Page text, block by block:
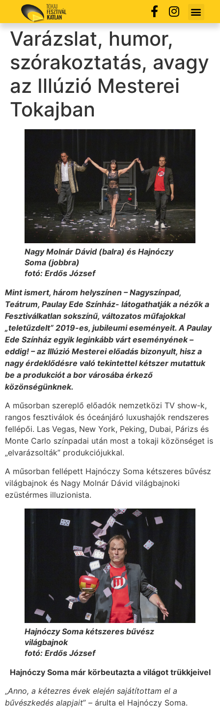
Varázslat, humor,
szórakoztatás, avagy
az Illúzió Mesterei
Tokajban
Nagy Molnár Dávid (balra) és Hajnóczy
Soma (jobbra)
fotó: Erdős József
Mint ismert, három helyszínen – Nagyszínpad,
Teátrum, Paulay Ede Színház- látogathatják a nézők a
Fesztiválkatlan sokszínű, változatos műfajokkal
„teletűzdelt” 2019-es, jubileumi eseményeit. A Paulay
Ede Színház egyik leginkább várt eseményének –
eddig! – az Illúzió Mesterei előadás bizonyult, hisz a
nagy érdeklődésre való tekintettel kétszer mutattuk
be a produkciót a bor városába érkező
közönségünknek.
A műsorban szereplő előadók nemzetközi TV show-k,
rangos fesztiválok és óceánjáró luxushajók rendszeres
fellépői. Las Vegas, New York, Peking, Dubai, Párizs és
Monte Carlo színpadai után most a tokaji közönséget is
„elvarázsolták” produkciójukkal.
A műsorban fellépett Hajnóczy Soma kétszeres bűvész
világbajnok és Nagy Molnár Dávid világbajnoki
ezüstérmes illuzionista.
Hajnóczy Soma kétszeres bűvész
világbajnok
fotó: Erdős József
Hajnóczy Soma már körbeutazta a világot trükkjeivel
„Anno, a kétezres évek elején sajátítottam el a
bűvészkedés alapjait” – árulta el Hajnóczy Soma.